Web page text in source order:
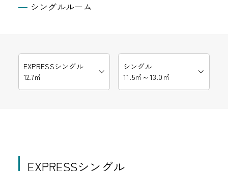
シングルルーム
EXPRESSシングル
12.7㎡
シングル
11.5㎡～13.0㎡
EXPRESSシングル